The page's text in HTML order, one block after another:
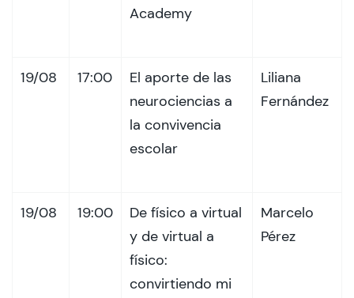
Academy
19/08 17:00
El aporte de las
neurociencias a
la convivencia
escolar
Liliana
Fernández
19/08 19:00
De físico a virtual
y de virtual a
físico:
convirtiendo mi
Marcelo
Pérez